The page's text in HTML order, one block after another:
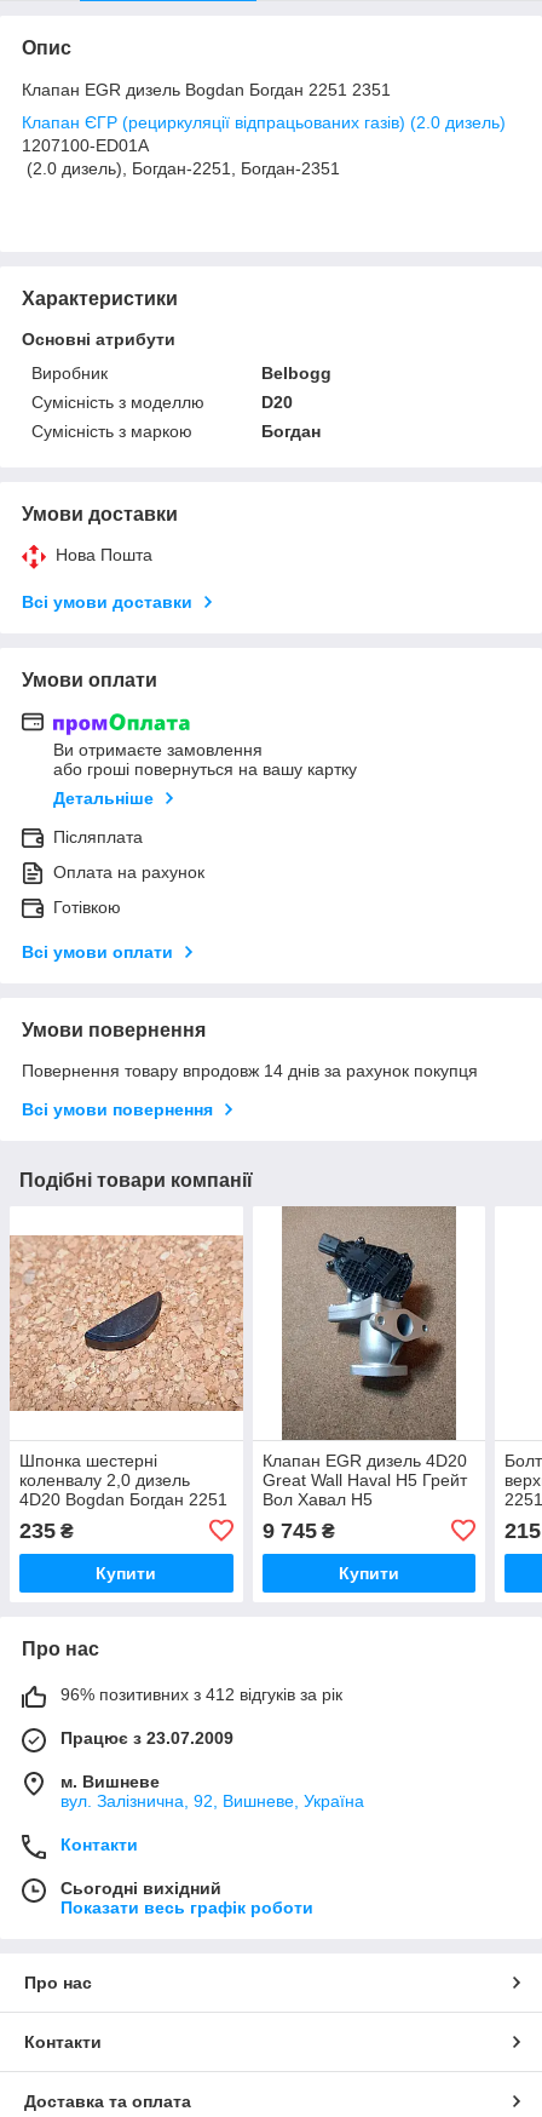
Опис
Клапан EGR дизель Bogdan Богдан 2251 2351
Клапан ЄГР (рециркуляції відпрацьованих газів) (2.0 дизель)
1207100-ED01A
(2.0 дизель), Богдан-2251, Богдан-2351
Характеристики
Основні атрибути
Виробник
Belbogg
Сумісність з моделлю
D20
Сумісність з маркою
Богдан
Умови доставки
Нова Пошта
Всі умови доставки
Умови оплати
Ви отримаєте замовлення
або гроші повернуться на вашу картку
Детальніше
Післяплата
Оплата на рахунок
Готівкою
Всі умови оплати
Умови повернення
Повернення товару впродовж 14 днів за рахунок покупця
Всі умови повернення
Подібні товари компанії
Шпонка шестерні
коленвалу 2,0 дизель
4D20 Bogdan Богдан 2251
235 ₴
Купити
Клапан EGR дизель 4D20
Great Wall Haval H5 Грейт
Вол Хавал Н5
9 745₴
Купити
215
Про нас
96% позитивних з 412 відгуків за рік
Працює з 23.07.2009
м. Вишневе
вул. Залізнична, 92, Вишневе, Україна
Контакти
Сьогодні вихідний
Показати весь графік роботи
Про нас
Контакти
Доставка та оплата